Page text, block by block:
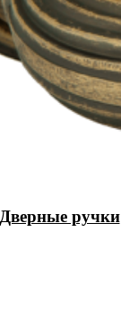
Дверные ручки